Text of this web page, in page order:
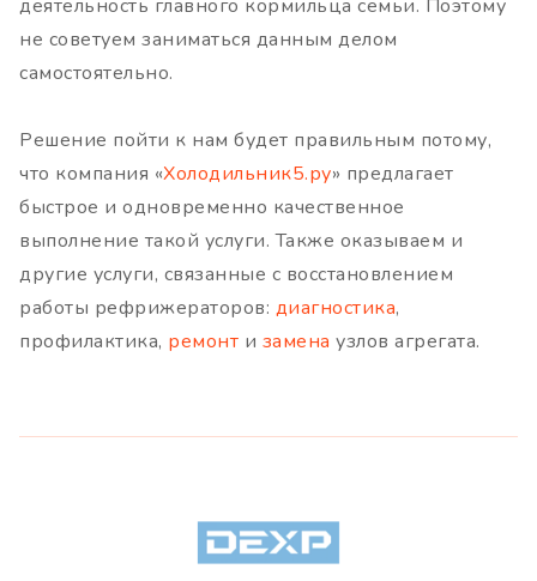
деятельность главного кормильца семьи. Поэтому
не советуем заниматься данным делом
самостоятельно.
Решение пойти к нам будет правильным потому,
что компания «Холодильник5.ру» предлагает
быстрое и одновременно качественное
выполнение такой услуги. Также оказываем и
другие услуги, связанные с восстановлением
работы рефрижераторов: диагностика,
профилактика, ремонт и замена узлов агрегата.